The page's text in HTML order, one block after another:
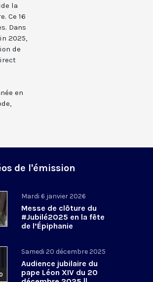
la
Ce 16
Dans
2025,
de
en
de l'émission
Mardi 6 janvier 2026
Messe de clôture du
#Jubilé2025 en la fête
de l’Épiphanie
Samedi 20 décembre 2025
Audience jubilaire du
pape Léon XIV du 20